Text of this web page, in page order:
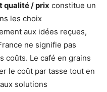
qualité / prix constitue un
les choix
aux idées reçues,
ne signifie pas
coûts. Le café en grains
le coût par tasse tout en
solutions